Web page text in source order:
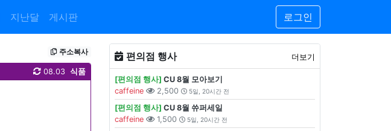
지난달 게시판 로그인
주소복사
식품
08.03
편의점 행사 더보기
[편의점 행사] CU 8월 모아보기
caffeine
2,500 5일, 20시간 전
[편의점 행사] CU 8월 쓔퍼세일
caffeine
1,500 5일, 20시간 전